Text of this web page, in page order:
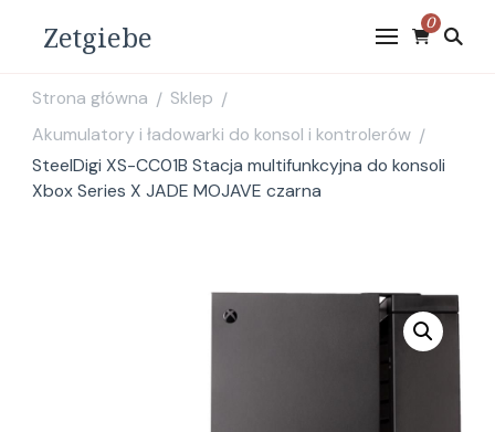
Zetgiebe 0
Strona główna / Sklep /
Akumulatory i ładowarki do konsol i kontrolerów /
SteelDigi XS-CC01B Stacja multifunkcyjna do konsoli
Xbox Series X JADE MOJAVE czarna